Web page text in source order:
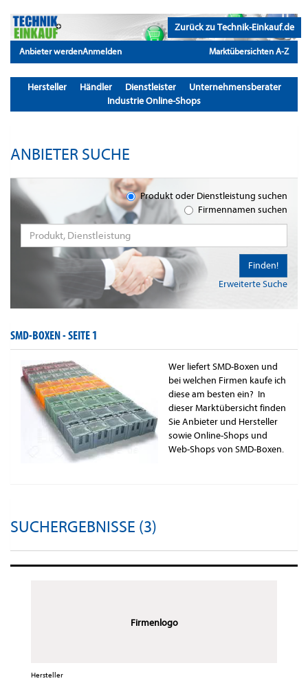
Zurück zu Technik-Einkauf.de
Anbieter werdenAnmelden Marktübersichten A-Z
Hersteller Händler Dienstleister
Unternehmensberater
Industrie Online-Shops
ANBIETER SUCHE
Produkt oder Dienstleistung suchen
Firmennamen suchen
Erweiterte Suche
Finden!
SMD-BOXEN -SEITE 1
Wer liefert SMD-Boxen und
bei welchen Firmen kaufe ich
diese am besten ein? In
dieser Marktübersicht finden
Sie Anbieter und Hersteller
sowie Online-Shops und
Web-Shops von SMD-Boxen.
SUCHERGEBNISSE (3)
Firmenlogo
Hersteller